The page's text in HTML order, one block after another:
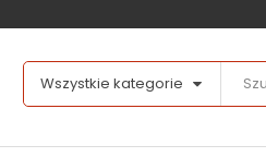
Wszystkie kategorie